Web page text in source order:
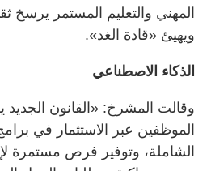
المهني والتعليم المستمر يرسخ
ويهيئ «قادة الغد».
الذكاء الاصطناعي
وقالت المشرخ: «القانون الجديد
الموظفين عبر الاستثمار في
الشاملة، وتوفير فرص مستمرة